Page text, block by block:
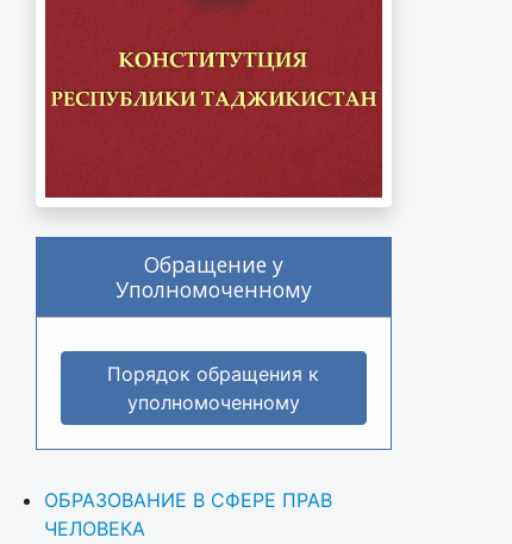
Обращение у
Уполномоченному
Порядок обращения к
уполномоченному
ОБРАЗОВАНИЕ В СФЕРЕ ПРАВ
ЧЕЛОВЕКА